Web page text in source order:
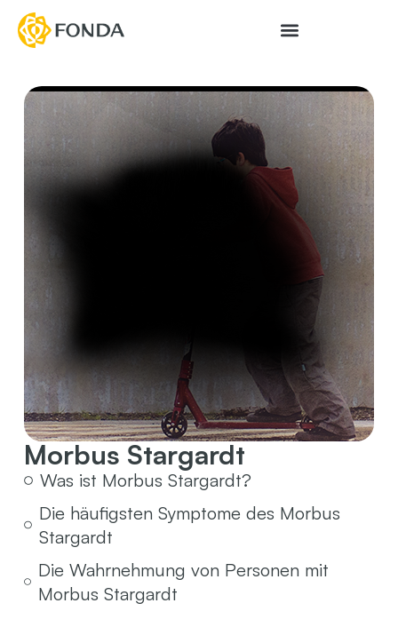
Morbus Stargardt
Was ist Morbus Stargardt?
Die häufigsten Symptome des Morbus
Stargardt
Die Wahrnehmung von Personen mit
Morbus Stargardt